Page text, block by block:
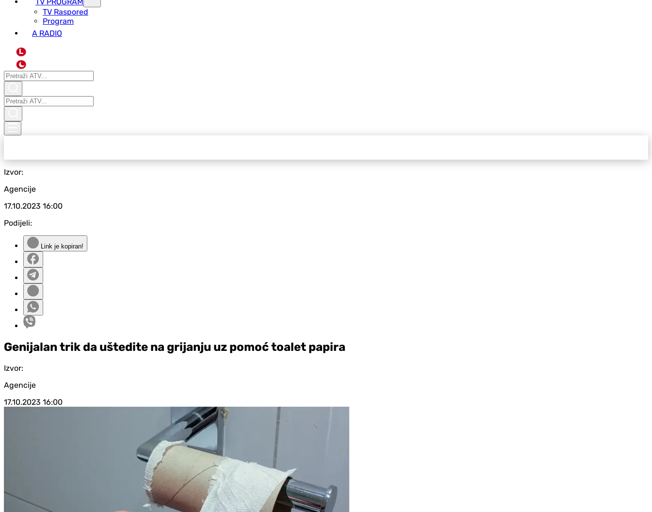
ТV Raspored
Program
A RADIO
L
Izvor:
Agencije
17.10.2023 16:00
Podijeli:
Link je kopiran!
Genijalan trik da uštedite na grijanju uz pomoć toalet papira
Izvor:
Agencije
17.10.2023 16:00